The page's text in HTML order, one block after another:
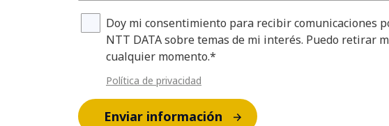
Doy mi consentimiento para recibir comunicaciones
NTT DATA sobre temas de mi interés. Puedo retirar
cualquier momento.*
Política de privacidad
Enviar información